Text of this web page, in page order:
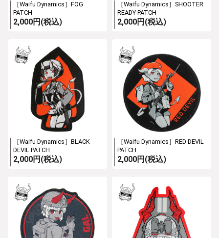
［Waifu Dynamics］FOG
PATCH
2,000円(税込)
［Waifu Dynamics］SHOOTER
READY PATCH
2,000円(税込)
［Waifu Dynamics］BLACK
DEVIL PATCH
2,000円(税込)
［Waifu Dynamics］RED DEVIL
PATCH
2,000円(税込)